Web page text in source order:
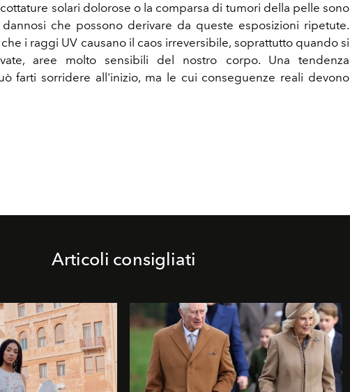
solari dolorose o la comparsa di tumori della pelle sono
che possono derivare da queste esposizioni ripetute.
i raggi UV causano il caos irreversibile, soprattutto quando si
aree molto sensibili del nostro corpo. Una tendenza
farti sorridere all'inizio, ma le cui conseguenze reali devono
Articoli consigliati